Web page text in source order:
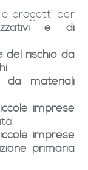
e progetti per
e di
del rischio da
da materiali
imprese
imprese
primaria